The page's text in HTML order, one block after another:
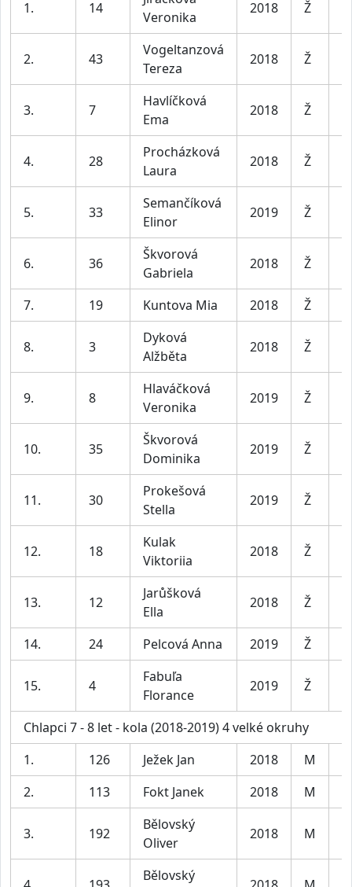
1. 14
Veronika
2018 Ž
2. 43
Vogeltanzová
Tereza
2018 Ž
3. 7
Havlíčková
Ema
2018 Ž
4. 28
Procházková
Laura
2018 Ž
5. 33
Semančíková
Elinor
2019 Ž
6. 36
Škvorová
Gabriela
2018 Ž
7. 19 Kuntova Mia 2018 Ž
8. 3
Dyková
Alžběta
2018 Ž
9. 8
Hlaváčková
Veronika
2019 Ž
10. 35
Škvorová
Dominika
2019 Ž
11. 30
Prokešová
Stella
2019 Ž
12. 18
Kulak
Viktoriia
2018 Ž
13. 12
Jarůšková
Ella
2018 Ž
14. 24 Pelcová Anna 2019 Ž
15. 4
Fabuľa
Florance
2019 Ž
Chlapci 7 - 8 let - kola (2018-2019) 4 velké okruhy
1.
126 Ježek Jan 2018 M
2.
113 Fokt Janek 2018 M
3. 192
Bělovský
Oliver
2018 M
Bělovský